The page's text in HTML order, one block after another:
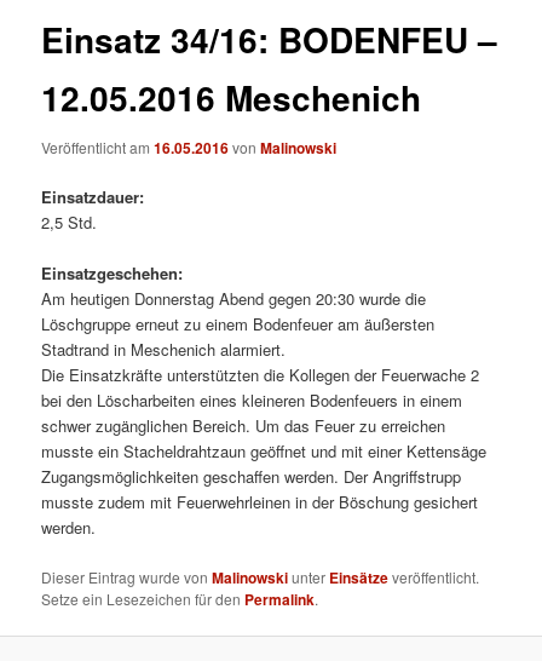
Einsatz 34/16: BODENFEU –
12.05.2016 Meschenich
Veröffentlicht am16.05.2016vonMalinowski
Einsatzdauer:
2,5 Std.
Einsatzgeschehen:
Am heutigen Donnerstag Abend gegen 20:30 wurde die
Löschgruppe erneut zu einem Bodenfeuer am äußersten
Stadtrand in Meschenich alarmiert.
Die Einsatzkräfte unterstützten die Kollegen der Feuerwache 2
bei den Löscharbeiten eines kleineren Bodenfeuers in einem
schwer zugänglichen Bereich. Um das Feuer zu erreichen
musste ein Stacheldrahtzaun geöffnet und mit einer Kettensäge
Zugangsmöglichkeiten geschaffen werden. Der Angriffstrupp
musste zudem mit Feuerwehrleinen in der Böschung gesichert
werden.
Dieser Eintrag wurde vonMalinowskiunter Einsätzeveröffentlicht.
Setze ein Lesezeichen für den Permalink.